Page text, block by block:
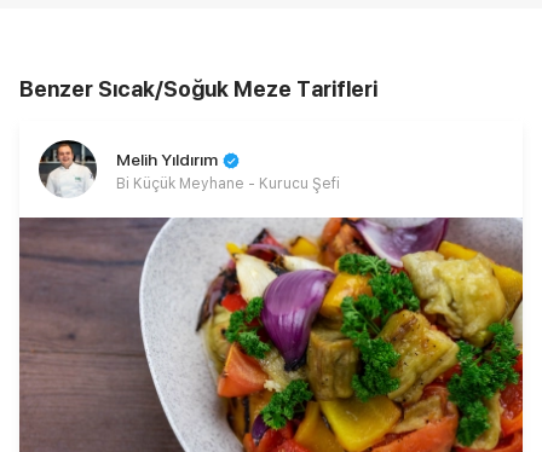
Benzer Sıcak/Soğuk Meze Tarifleri
Melih Yıldırım
Bi Küçük Meyhane - Kurucu Şefi